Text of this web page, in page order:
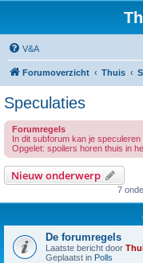
V&A
Forumoverzicht Thuis
Speculaties
Forumregels
In dit subforum kan je
Opgelet: spoilers horen thuis in
Nieuw onderwerp
7
De forumregels
Laatste bericht door
Geplaatst in Polls